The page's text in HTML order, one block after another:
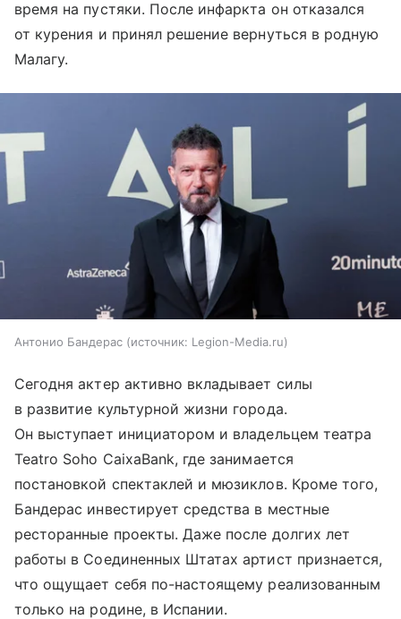
время на пустяки. После инфаркта он отказался
от курения и принял решение вернуться в родную
Малагу.
Антонио Бандерас источник: Legion-Media.ru
Сегодня актер активно вкладывает силы
в развитие культурной жизни города.
Он выступает инициатором и владельцем театра
Teatro Soho CaixaBank, где занимается
постановкой спектаклей и мюзиклов. Кроме того,
Бандерас инвестирует средства в местные
ресторанные проекты. Даже после долгих лет
работы в Соединенных Штатах артист признается,
что ощущает себя по-настоящему реализованным
только на родине, в Испании.